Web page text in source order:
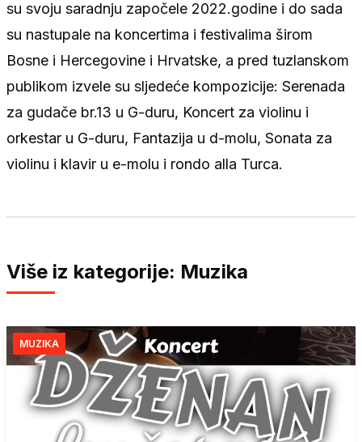
su svoju saradnju započele 2022.godine i do sada
su nastupale na koncertima i festivalima širom
Bosne i Hercegovine i Hrvatske, a pred tuzlanskom
publikom izvele su sljedeće kompozicije: Serenada
za gudače br.13 u G-duru, Koncert za violinu i
orkestar u G-duru, Fantazija u d-molu, Sonata za
violinu i klavir u e-molu i rondo alla Turca.
Više iz kategorije: Muzika
MUZIKA